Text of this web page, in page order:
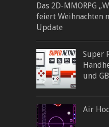
Das 2D-MMORPG
feiert Weihnachten
Update
Super
und
Air